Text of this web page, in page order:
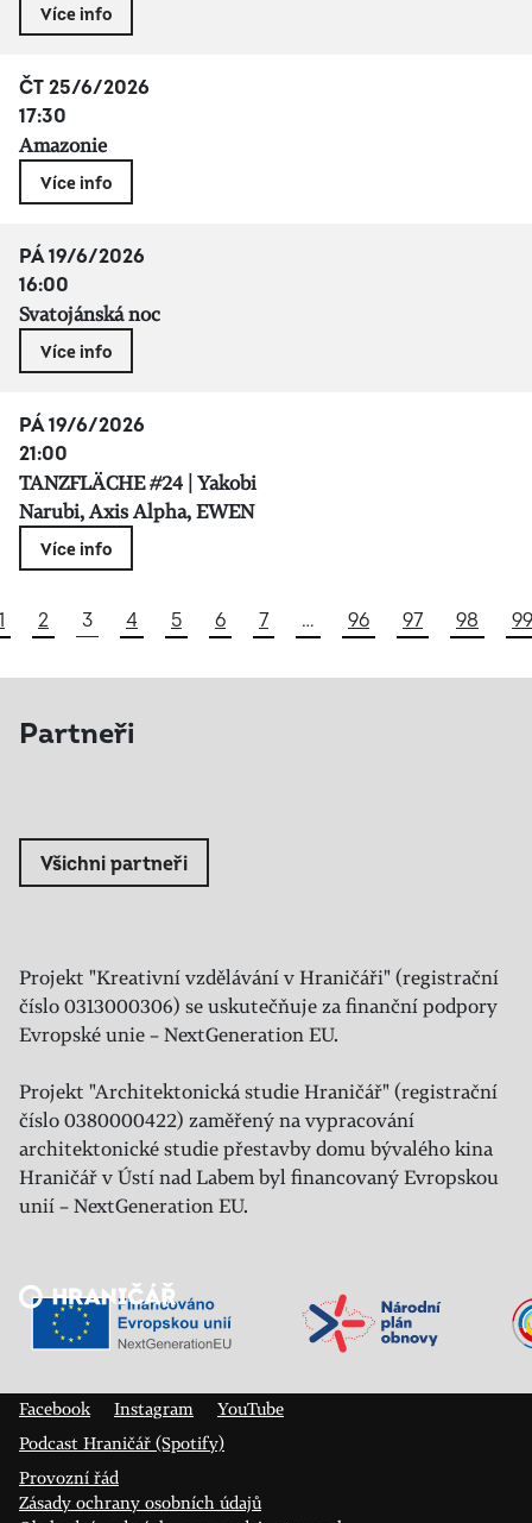
Více info
ČT 25/6/2026
17:30
Amazonie
Více info
PÁ 19/6/2026
16:00
Svatojánská noc
Více info
PÁ 19/6/2026
21:00
TANZFLÄCHE #24 | Yakobi
Narubi, Axis Alpha, EWEN
Více info
1 2 3 4 5 6 7 … 96 97 98 99
Partneři
Všichni partneři
Projekt "Kreativní vzdělávání v Hraničáři" (registrační
číslo 0313000306) se uskutečňuje za finanční podpory
Evropské unie – NextGeneration EU.
Projekt "Architektonická studie Hraničář" (registrační
číslo 0380000422) zaměřený na vypracování
architektonické studie přestavby domu bývalého kina
Hraničář v Ústí nad Labem byl financovaný Evropskou
unií – NextGeneration EU.
Veřejný sál Hraničář, spolek
Facebook
Instagram
YouTube
Podcast Hraničář (Spotify)
Provozní řád
Zásady ochrany osobních údajů